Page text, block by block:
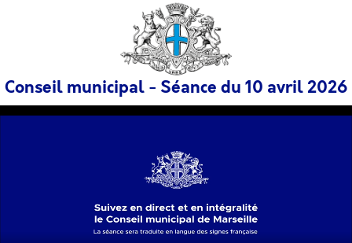
Conseil municipal - Séance du 10 avril 2026